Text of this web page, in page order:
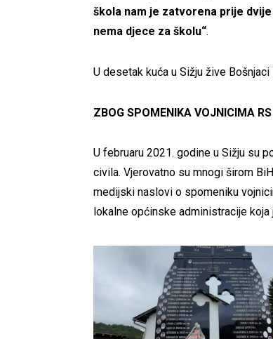
škola nam je zatvorena prije
nema djece za školu“.
U desetak kuća u Sižju žive Bošnjaci
ZBOG SPOMENIKA VOJNICIMA
U februaru 2021. godine u Sižju su
civila. Vjerovatno su mnogi širom
medijski naslovi o spomeniku
lokalne općinske administracije